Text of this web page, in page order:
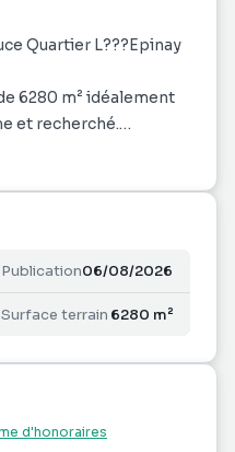
Quartier L???Epinay
6280 m² idéalement
et recherché.
et deux accès routiers
verdoyant, parfait
qualité.
Publication06/08/2026
Surface terrain 6280 m²
d'honoraires